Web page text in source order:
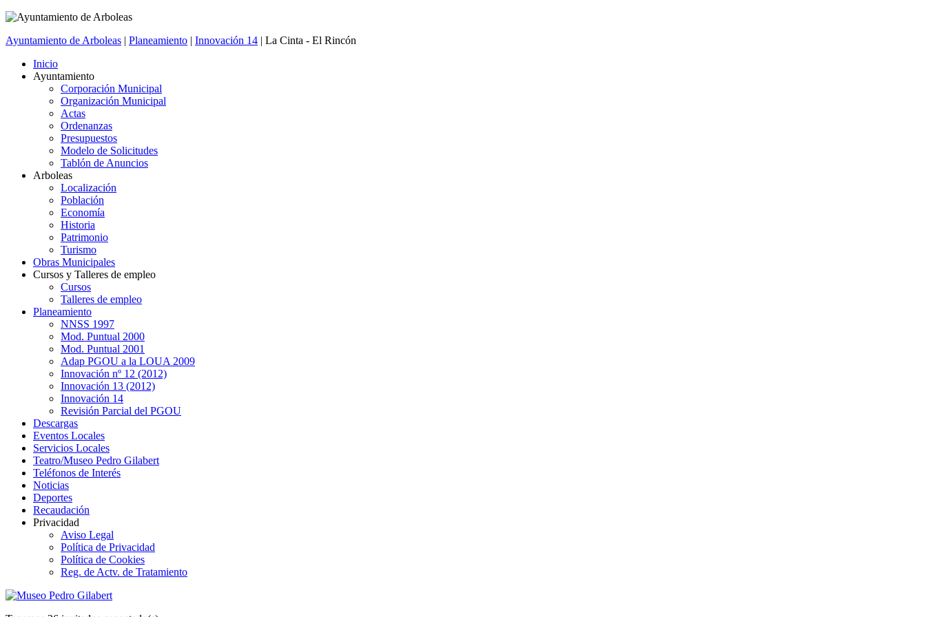
Ayuntamiento de Arboleas | Planeamiento | Innovación 14 | La Cinta - El Rincón
Inicio
Ayuntamiento
Corporación Municipal
Organización Municipal
Actas
Ordenanzas
Presupuestos
Modelo de Solicitudes
Tablón de Anuncios
Arboleas
Localización
Población
Economía
Historia
Patrimonio
Turismo
Obras Municipales
Cursos y Talleres de empleo
Cursos
Talleres de empleo
Planeamiento
NNSS 1997
Mod. Puntual 2000
Mod. Puntual 2001
Adap PGOU a la LOUA 2009
Innovación nº 12 (2012)
Innovación 13 (2012)
Innovación 14
Revisión Parcial del PGOU
Descargas
Eventos Locales
Servicios Locales
Teatro/Museo Pedro Gilabert
Teléfonos de Interés
Noticias
Deportes
Recaudación
Privacidad
Aviso Legal
Política de Privacidad
Política de Cookies
Reg. de Actv. de Tratamiento